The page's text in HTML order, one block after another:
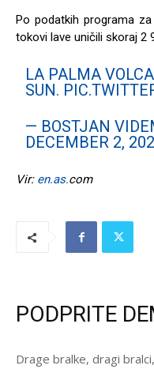
Po podatkih programa
tokovi lave uničili skoraj 2
LA PALMA
SUN.
— BOSTJAN
DECEMBER 2,
Vir: en.as.com
PODPRITE
Drage bralke, dragi